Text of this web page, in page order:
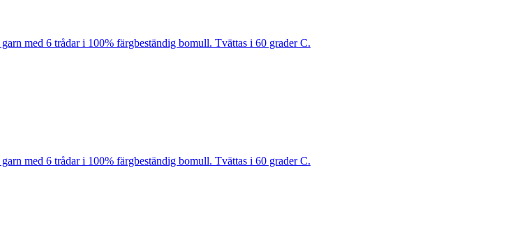
med 6 trådar i 100% färgbeständig bomull. Tvättas i 60 grader C.
med 6 trådar i 100% färgbeständig bomull. Tvättas i 60 grader C.